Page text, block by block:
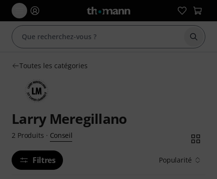
Toutes les catégories
Larry Meregillano
2 Produits · Conseil
Filtres Popularité